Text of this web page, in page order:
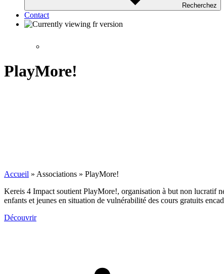
Recherchez
Contact
PlayMore!
Accueil » Associations » PlayMore!
Kereis 4 Impact soutient PlayMore!, organisation à but non lucratif
enfants et jeunes en situation de vulnérabilité des cours gratuits
Découvrir